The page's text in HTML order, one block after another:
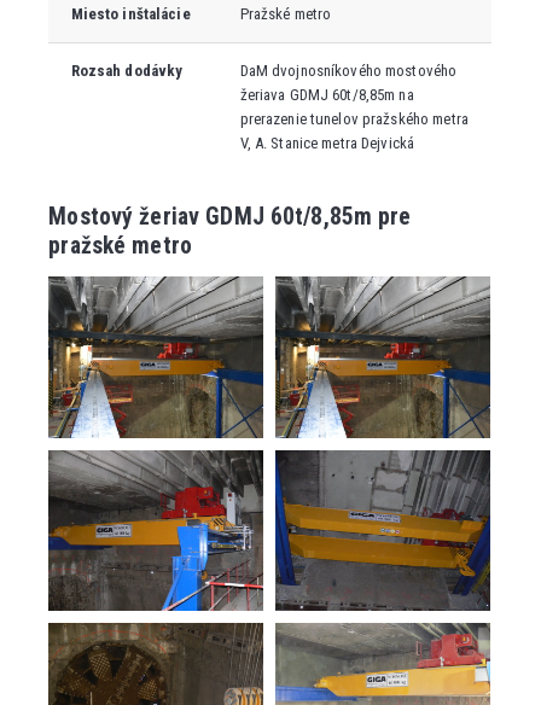
Miesto inštalácie Pražské metro
Rozsah dodávky
DaM dvojnosníkového mostového
žeriava GDMJ 60t/8,85m na
prerazenie tunelov pražského metra
V, A. Stanice metra Dejvická
Mostový žeriav GDMJ 60t/8,85m pre
pražské metro